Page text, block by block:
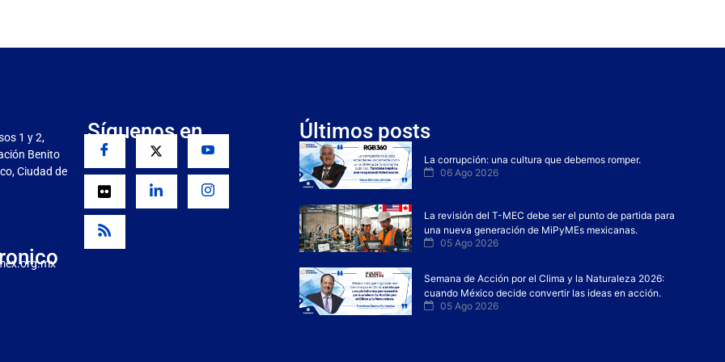
1 y 2,
Benito
Ciudad de
Síguenos en Últimos posts
La corrupción: una cultura que debemos romper.
06 Ago 2026
La revisión del T-MEC debe ser el punto de partida para
una nueva generación de MiPyMEs mexicanas.
05 Ago 2026
Semana de Acción por el Clima y la Naturaleza 2026:
cuando México decide convertir las ideas en acción.
05 Ago 2026